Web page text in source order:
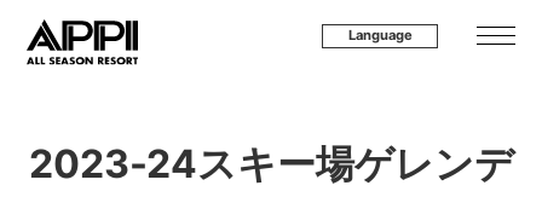
Language
2023-24スキー場ゲレンデ